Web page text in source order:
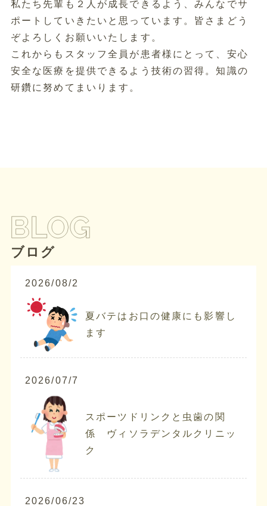
私たち先輩も２人が成長できるよう、みんなでサ
ポートしていきたいと思っています。皆さまどう
ぞよろしくお願いいたします。
これからもスタッフ全員が患者様にとって、安心
安全な医療を提供できるよう技術の習得。知識の
研鑽に努めてまいります。
ブログ
2026/08/2
夏バテはお口の健康にも影響し
ます
2026/07/7
スポーツドリンクと虫歯の関
係 ヴィソラデンタルクリニッ
ク
2026/06/23